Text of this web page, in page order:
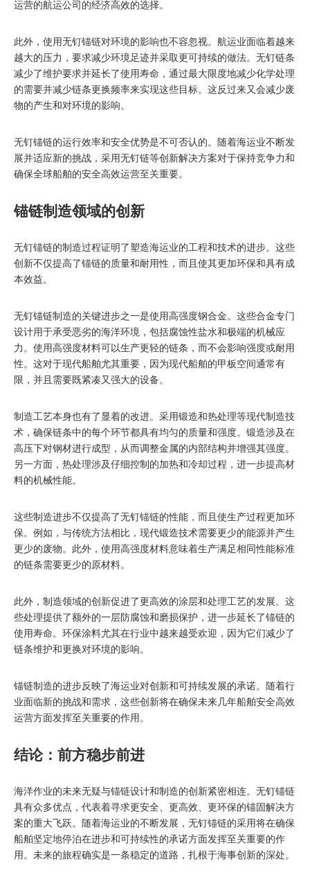
运营的航运公司的经济高效的选择。
此外，使用无钉锚链对环境的影响也不容忽视。航运业面临着越来
越大的压力，要求减少环境足迹并采取更可持续的做法。无钉链条
减少了维护要求并延长了使用寿命，通过最大限度地减少化学处理
的需要并减少链条更换频率来实现这些目标。这反过来又会减少废
物的产生和对环境的影响。
无钉锚链的运行效率和安全优势是不可否认的。随着海运业不断发
展并适应新的挑战，采用无钉链等创新解决方案对于保持竞争力和
确保全球船舶的安全高效运营至关重要。
锚链制造领域的创新
无钉锚链的制造过程证明了塑造海运业的工程和技术的进步。这些
创新不仅提高了锚链的质量和耐用性，而且使其更加环保和具有成
本效益。
无钉锚链制造的关键进步之一是使用高强度钢合金。这些合金专门
设计用于承受恶劣的海洋环境，包括腐蚀性盐水和极端的机械应
力。使用高强度材料可以生产更轻​​的链条，而不会影响强度或耐用
性。这对于现代船舶尤其重要，因为现代船舶的甲板空间通常有
限，并且需要既紧凑又强大的设备。
制造工艺本身也有了显着的改进。采用锻造和热处理等现代制造技
术，确保链条中的每个环节都具有均匀的质量和强度。锻造涉及在
高压下对钢材进行成型，从而调整金属的内部结构并增强其强度。
另一方面，热处理涉及仔细控制的加热和冷却过程，进一步提高材
料的机械性能。
这些制造进步不仅提高了无钉锚链的性能，而且使生产过程更加环
保。例如，与传统方法相比，现代锻造技术需要更少的能源并产生
更少的废物。此外，使用高强度材料意味着生产满足相同性能标准
的链条需要更少的原材料。
此外，制造领域的创新促进了更高效的涂层和处理工艺的发展。这
些处理提供了额外的一层防腐蚀和磨损保护，进一步延长了锚链的
使用寿命。环保涂料尤其在行业中越来越受欢迎，因为它们减少了
链条维护和更换对环境的影响。
锚链制造的进步反映了海运业对创新和可持续发展的承诺。随着行
业面临新的挑战和需求，这些创新将在确保未来几年船舶安全高效
运营方面发挥至关重要的作用。
结论：前方稳步前进
海洋作业的未来无疑与锚链设计和制造的创新紧密相连。无钉锚链
具有众多优点，代表着寻求更安全、更高效、更环保的锚固解决方
案的重大飞跃。随着海运业的不断发展，无钉锚链的采用将在确保
船舶坚定地停泊在进步和可持续性的承诺方面发挥至关重要的作
用。未来的旅程确实是一条稳定的道路，扎根于海事创新的深处。